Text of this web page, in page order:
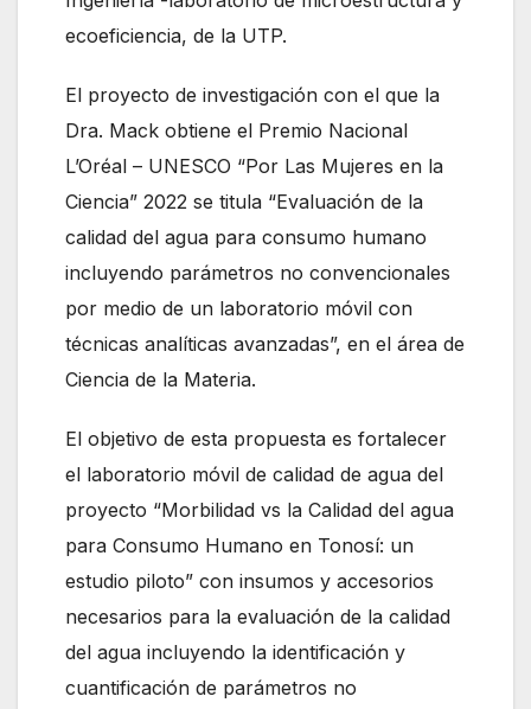
ecoeficiencia, de la UTP.
El proyecto de investigación con el que la
Dra. Mack obtiene el Premio Nacional
L’Oréal – UNESCO “Por Las Mujeres en la
Ciencia” 2022 se titula “Evaluación de la
calidad del agua para consumo humano
incluyendo parámetros no convencionales
por medio de un laboratorio móvil con
técnicas analíticas avanzadas”, en el área de
Ciencia de la Materia.
El objetivo de esta propuesta es fortalecer
el laboratorio móvil de calidad de agua del
proyecto “Morbilidad vs la Calidad del agua
para Consumo Humano en Tonosí: un
estudio piloto” con insumos y accesorios
necesarios para la evaluación de la calidad
del agua incluyendo la identificación y
cuantificación de parámetros no